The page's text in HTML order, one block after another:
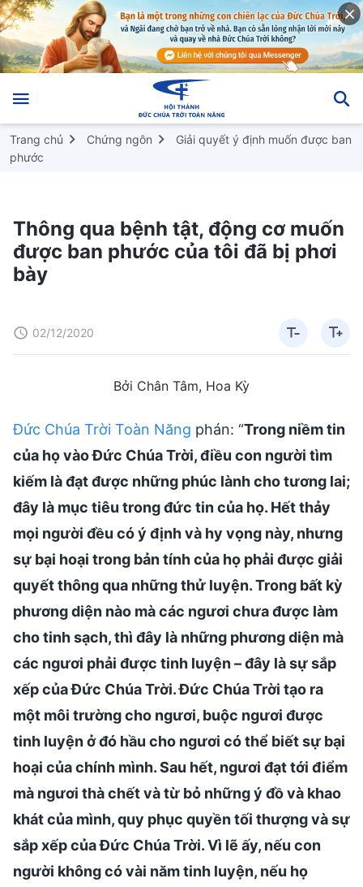
Trang chủ Chứng ngôn
Giải quyết ý định muốn được ban
phước
Thông qua bệnh tật, động cơ muốn
được ban phước của tôi đã bị phơi
bày
02/12/2020
Bởi Chân Tâm, Hoa Kỳ
Đức Chúa Trời Toàn Năng phán: “Trong niềm tin
của họ vào Đức Chúa Trời, điều con người tìm
kiếm là đạt được những phúc lành cho tương lai;
đây là mục tiêu trong đức tin của họ. Hết thảy
mọi người đều có ý định và hy vọng này, nhưng
sự bại hoại trong bản tính của họ phải được giải
quyết thông qua những thử luyện. Trong bất kỳ
phương diện nào mà các ngươi chưa được làm
cho tinh sạch, thì đây là những phương diện mà
các ngươi phải được tinh luyện – đây là sự sắp
xếp của Đức Chúa Trời. Đức Chúa Trời tạo ra
một môi trường cho ngươi, buộc ngươi được
tinh luyện ở đó hầu cho ngươi có thể biết sự bại
hoại của chính mình. Sau hết, ngươi đạt tới điểm
mà ngươi thà chết và từ bỏ những ý đồ và khao
khát của mình, quy phục quyền tối thượng và sự
sắp xếp của Đức Chúa Trời. Vì lẽ ấy, nếu con
người không có vài năm tinh luyện, nếu họ